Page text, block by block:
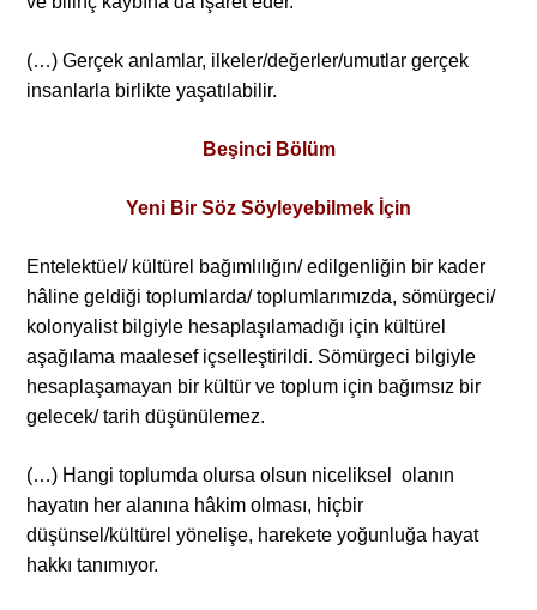
(…) Gerçek anlamlar, ilkeler/değerler/umutlar gerçek
insanlarla birlikte yaşatılabilir.
Beşinci Bölüm
Yeni Bir Söz Söyleyebilmek İçin
Entelektüel/ kültürel bağımlılığın/ edilgenliğin bir kader
hâline geldiği toplumlarda/ toplumlarımızda, sömürgeci/
kolonyalist bilgiyle hesaplaşılamadığı için kültürel
aşağılama maalesef içselleştirildi. Sömürgeci bilgiyle
hesaplaşamayan bir kültür ve toplum için bağımsız bir
gelecek/ tarih düşünülemez.
(…) Hangi toplumda olursa olsun niceliksel olanın
hayatın her alanına hâkim olması, hiçbir
düşünsel/kültürel yönelişe, harekete yoğunluğa hayat
hakkı tanımıyor.